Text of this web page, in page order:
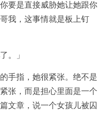
要是直接威胁她让她跟你
我，这事情就是板上钉
。」
手指，她很紧张。绝不是
张，而是担心里面是一个
文章，说一个女孩儿被囚